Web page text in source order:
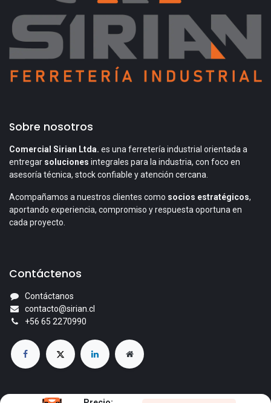
Sobre nosotros
Comercial Sirian Ltda. es una ferretería industrial orientada a
entregar soluciones integrales para la industria, con foco en
asesoría técnica, stock confiable y atención cercana.
Acompañamos a nuestros clientes como socios estratégicos,
aportando experiencia, compromiso y respuesta oportuna en
cada proyecto.
Contáctenos
Contáctanos
contacto@sirian.cl
+56 65 2270990